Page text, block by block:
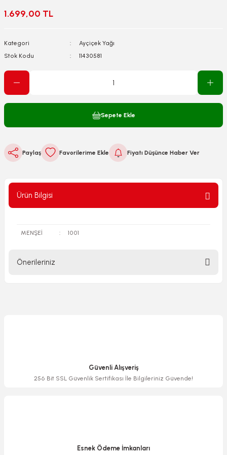
1.699,00 TL
Kategori
Ayçiçek Yağı
Stok Kodu
11430581
Sepete Ekle
Paylaş Fiyatı Düşünce Haber Ver
Ürün Bilgisi
MENŞEİ : 1001
Önerileriniz
Ürün bilgilerinde hatalar bulunuyor.
Güvenli Alışveriş
256 Bit SSL Güvenlik Sertifikası İle Bilgileriniz Güvende!
Esnek Ödeme İmkanları